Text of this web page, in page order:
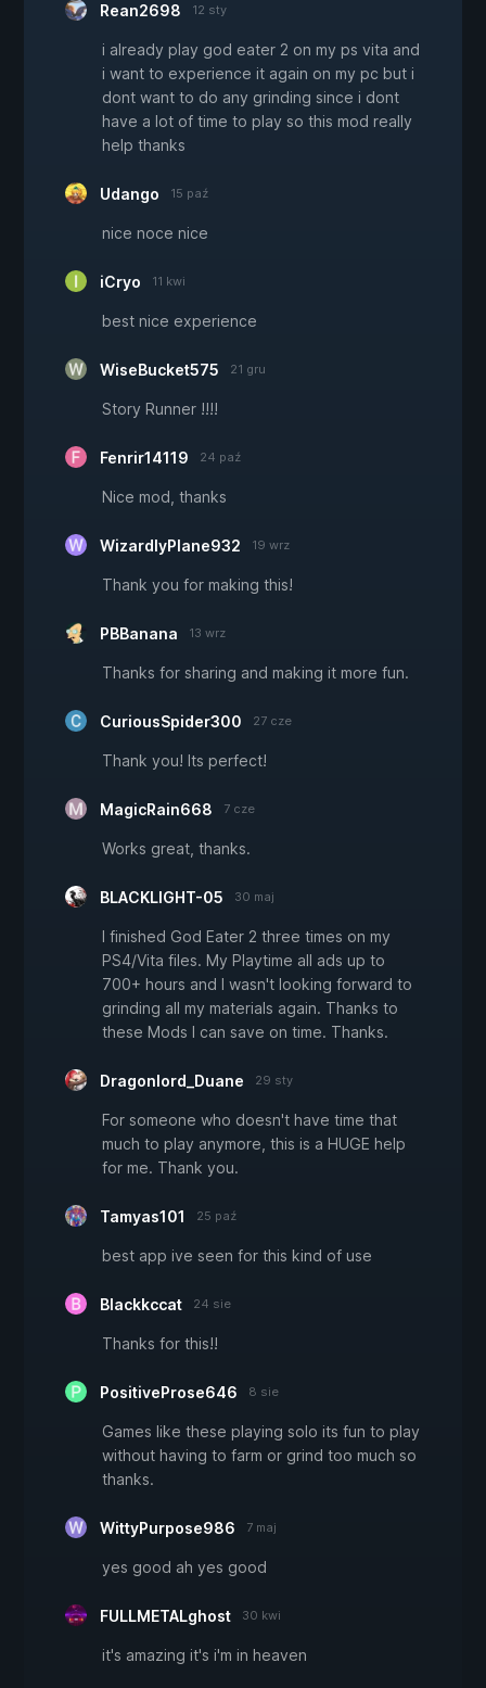
Rean2698 12 sty
i already play god eater 2 on my ps vita and
i want to experience it again on my pc but i
dont want to do any grinding since i dont
have a lot of time to play so this mod really
help thanks
Udango 15 paź
nice noce nice
iCryo 11 kwi
best nice experience
WiseBucket575 21 gru
Story Runner !!!!
Fenrir14119 24 paź
Nice mod, thanks
WizardlyPlane932 19 wrz
Thank you for making this!
PBBanana 13 wrz
Thanks for sharing and making it more fun.
CuriousSpider300 27 cze
Thank you! Its perfect!
MagicRain668 7 cze
Works great, thanks.
BLACKLIGHT-05 30 maj
I finished God Eater 2 three times on my
PS4/Vita files. My Playtime all ads up to
700+ hours and I wasn't looking forward to
grinding all my materials again. Thanks to
these Mods I can save on time. Thanks.
Dragonlord_Duane 29 sty
For someone who doesn't have time that
much to play anymore, this is a HUGE help
for me. Thank you.
Tamyas101 25 paź
best app ive seen for this kind of use
Blackkccat 24 sie
Thanks for this!!
PositiveProse646 8 sie
Games like these playing solo its fun to play
without having to farm or grind too much so
thanks.
WittyPurpose986 7 maj
yes good ah yes good
FULLMETALghost 30 kwi
it's amazing it's i'm in heaven